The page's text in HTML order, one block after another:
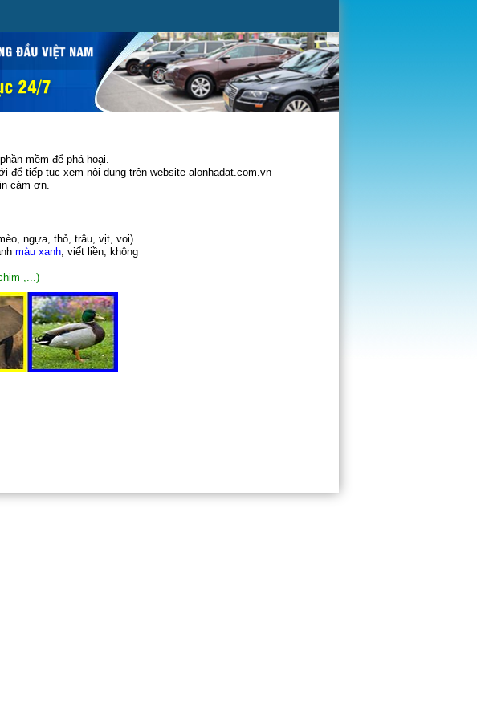
mềm để phá hoại.
để tiếp tục xem nội dung trên website alonhadat.com.vn
cám ơn.
ngựa, thỏ, trâu, vịt, voi)
màu xanh, viết liền, không
,...)